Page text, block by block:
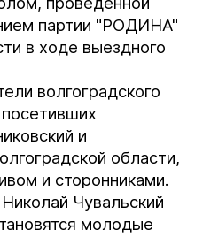
партии "РОДИНА"
в ходе выездного
волгоградского
и
области,
и сторонниками.
Чувальский
молодые